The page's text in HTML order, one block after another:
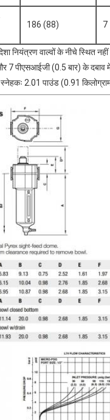
186 (88) 7
नियंत्रण वाल्वों के नीचे स्थित
पीएसआईजी (0.5 बार) के दबाव में
2.01 पाउंड (0.91